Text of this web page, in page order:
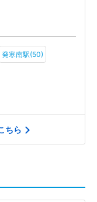
発寒南駅(50)
ちら